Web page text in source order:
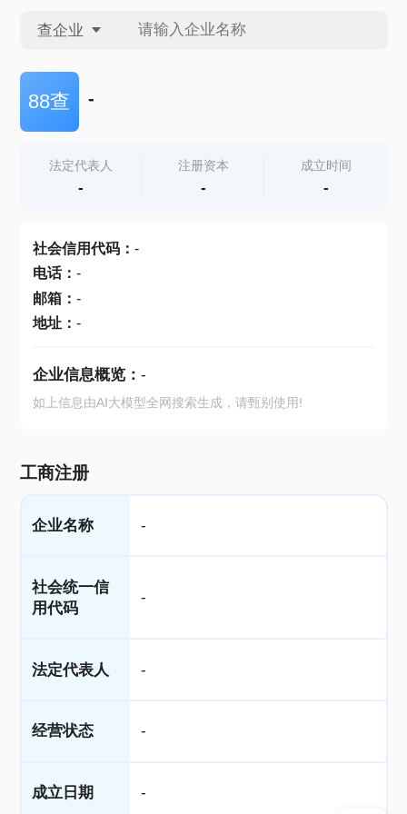
查企业
查企业
查产地
88查 -
法定代表人
-
注册资本
-
成立时间
-
社会信用代码： -
电话： -
邮箱： -
地址： -
企业信息概览： -
如上信息由AI大模型全网搜索生成，请甄别使用!
工商注册
企业名称 -
社会统一信
用代码
-
法定代表人 -
经营状态 -
成立日期 -